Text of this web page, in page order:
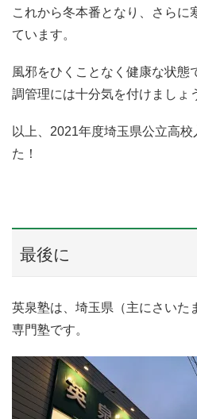
これから冬本番となり、さらに
ています。
風邪をひくことなく健康な状態
調管理には十分気を付けましょ
以上、2021年度埼玉県公立高
た！
最後に
英泉塾は、埼玉県（主にさいた
専門塾です。